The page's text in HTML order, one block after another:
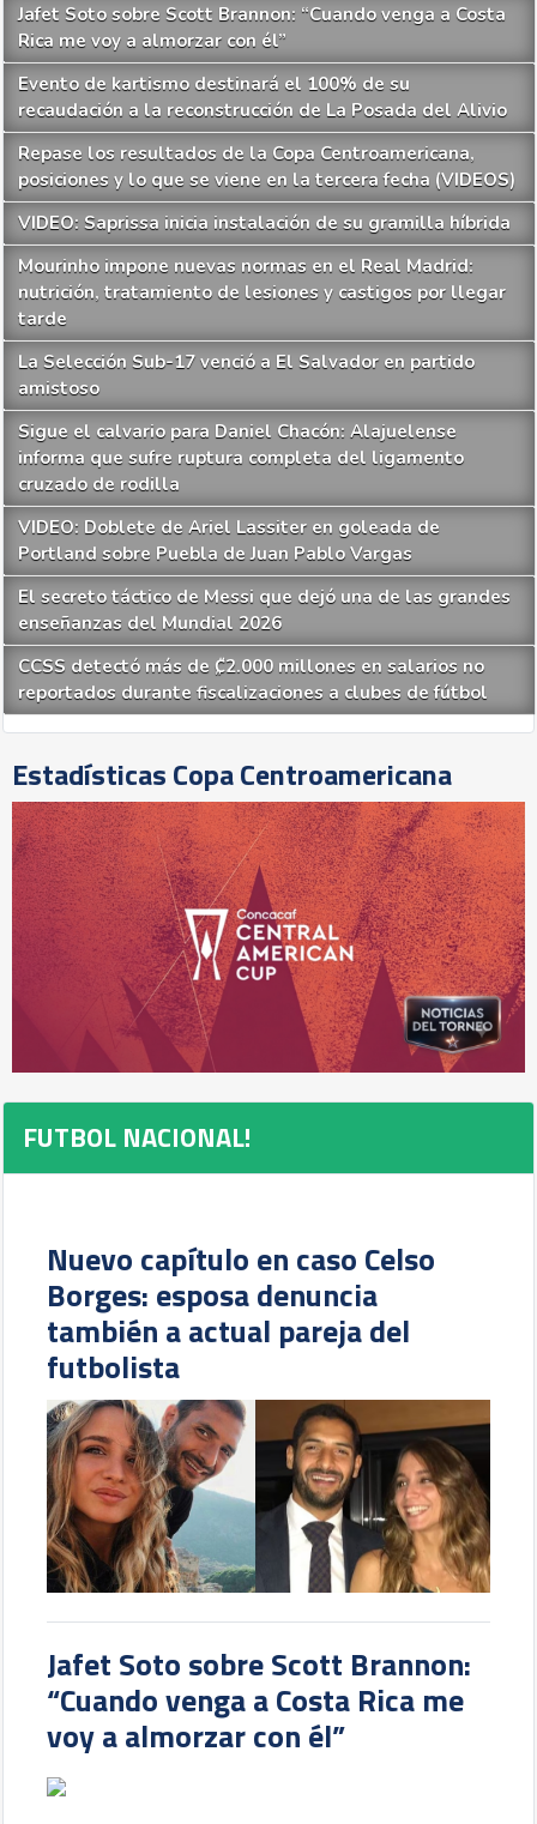
Jafet Soto sobre Scott Brannon: “Cuando venga a Costa
Rica me voy a almorzar con él”
Evento de kartismo destinará el 100% de su
recaudación a la reconstrucción de La Posada del Alivio
Repase los resultados de la Copa Centroamericana,
posiciones y lo que se viene en la tercera fecha (VIDEOS)
VIDEO: Saprissa inicia instalación de su gramilla híbrida
Mourinho impone nuevas normas en el Real Madrid:
nutrición, tratamiento de lesiones y castigos por llegar
tarde
La Selección Sub-17 venció a El Salvador en partido
amistoso
Sigue el calvario para Daniel Chacón: Alajuelense
informa que sufre ruptura completa del ligamento
cruzado de rodilla
VIDEO: Doblete de Ariel Lassiter en goleada de
Portland sobre Puebla de Juan Pablo Vargas
El secreto táctico de Messi que dejó una de las grandes
enseñanzas del Mundial 2026
CCSS detectó más de ₡2.000 millones en salarios no
reportados durante fiscalizaciones a clubes de fútbol
Estadísticas Copa Centroamericana
FUTBOL NACIONAL!
Nuevo capítulo en caso Celso
Borges: esposa denuncia
también a actual pareja del
futbolista
Jafet Soto sobre Scott Brannon:
“Cuando venga a Costa Rica me
voy a almorzar con él”